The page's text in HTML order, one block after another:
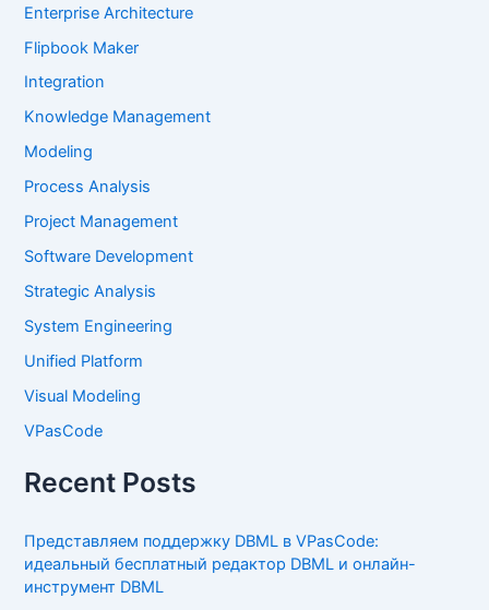
Enterprise Architecture
Flipbook Maker
Integration
Knowledge Management
Modeling
Process Analysis
Project Management
Software Development
Strategic Analysis
System Engineering
Unified Platform
Visual Modeling
VPasCode
Recent Posts
Представляем поддержку DBML в VPasCode:
идеальный бесплатный редактор DBML и онлайн-
инструмент DBML